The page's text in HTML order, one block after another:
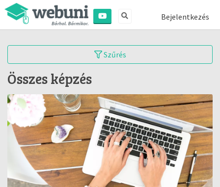
Bejelentkezés
Szűrés
Összes képzés